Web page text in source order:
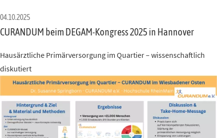
04.10.2025
CURANDUM beim DEGAM-Kongress 2025 in Hannover
Hausärztliche Primärversorgung im Quartier – wissenschaftlich
diskutiert